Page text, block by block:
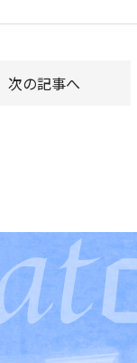
次の記事へ